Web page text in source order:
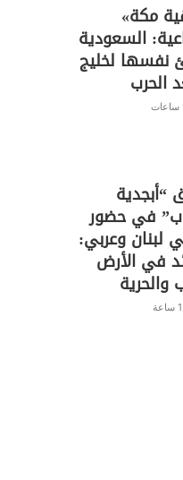
مكة»
السعودية
نفسها لخليج
الحرب
“أبجدية
في حضور
لبنان وعربي:
في الأرض
والحرية